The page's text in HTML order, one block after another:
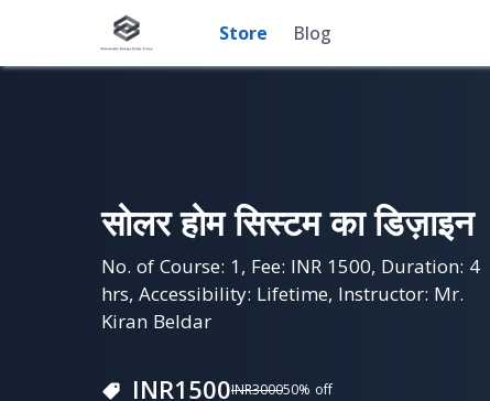
Store Blog
सोलर होम सिस्टम का डिज़ाइन
No. of Course: 1, Fee: INR 1500, Duration: 4
hrs, Accessibility: Lifetime, Instructor: Mr.
Kiran Beldar
INR1500INR300050% off